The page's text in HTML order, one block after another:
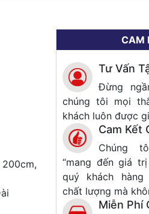
CAM
Tư Vấn
Đừng
chúng tôi mọi
khách luôn được
Cam Kết
Chúng
“mang đến giá
quý khách hàng
chất lượng mà
Miễn Phí